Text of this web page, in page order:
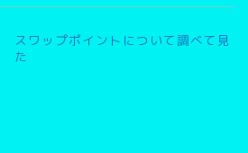
スワップポイントについて調べて見
た